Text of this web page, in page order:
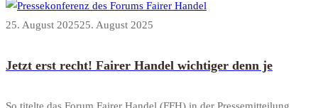
25. August 202525. August 2025
Jetzt erst recht! Fairer Handel wichtiger denn je